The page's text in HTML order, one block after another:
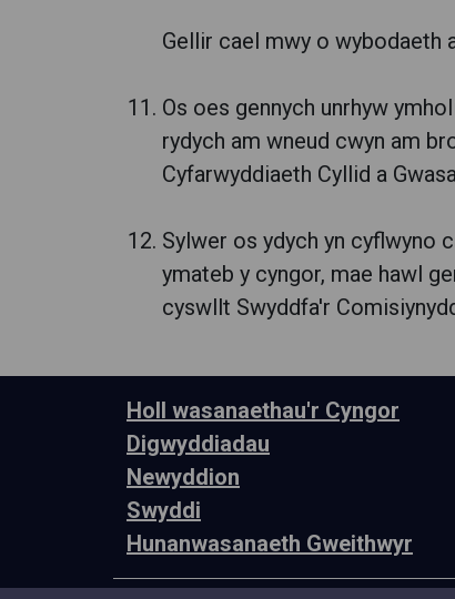
Gellir cael mwy o wybodaeth
Os oes gennych unrhyw
rydych am wneud cwyn am
Cyfarwyddiaeth Cyllid a
Sylwer os ydych yn cyflwyno
ymateb y cyngor, mae hawl
cyswllt Swyddfa'r
Holl wasanaethau'r Cyngor
Digwyddiadau
Newyddion
Swyddi
Hunanwasanaeth Gweithwyr